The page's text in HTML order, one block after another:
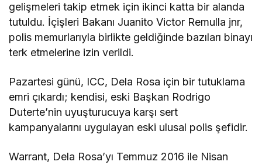
gelişmeleri takip etmek için ikinci katta bir alanda
tutuldu. İçişleri Bakanı Juanito Victor Remulla jnr,
polis memurlarıyla birlikte geldiğinde bazıları binayı
terk etmelerine izin verildi.
Pazartesi günü, ICC, Dela Rosa için bir tutuklama
emri çıkardı; kendisi, eski Başkan Rodrigo
Duterte’nin uyuşturucuya karşı sert
kampanyalarını uygulayan eski ulusal polis şefidir.
Warrant, Dela Rosa’yı Temmuz 2016 ile Nisan